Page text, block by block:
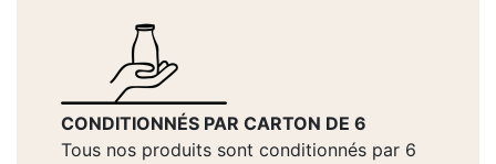
CONDITIONNÉS PAR CARTON DE 6
Tous nos produits sont conditionnés par 6